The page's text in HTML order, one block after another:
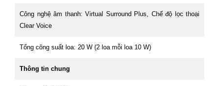
Công nghệ âm thanh: Virtual Surround Plus, Chế độ lọc thoại
Clear Voice
Tổng công suất loa: 20 W (2 loa mỗi loa 10 W)
Thông tin chung